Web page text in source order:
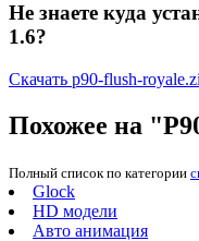
Не знаете куда
1.6?
Скачать p90-flush-
Похожее на
Полный список по категории
Glock
HD модели
Авто анимация